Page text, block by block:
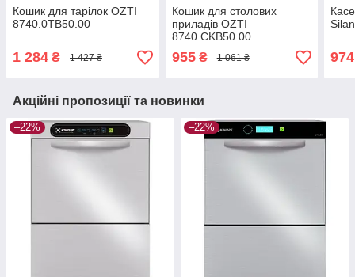
Кошик для тарілок OZTI
8740.0TB50.00
1 284 ₴ 1 427 ₴
Кошик для столових
приладів OZTI
8740.CKB50.00
955₴ 1 061 ₴ 974
Акційні пропозиції та новинки
–22% –22%